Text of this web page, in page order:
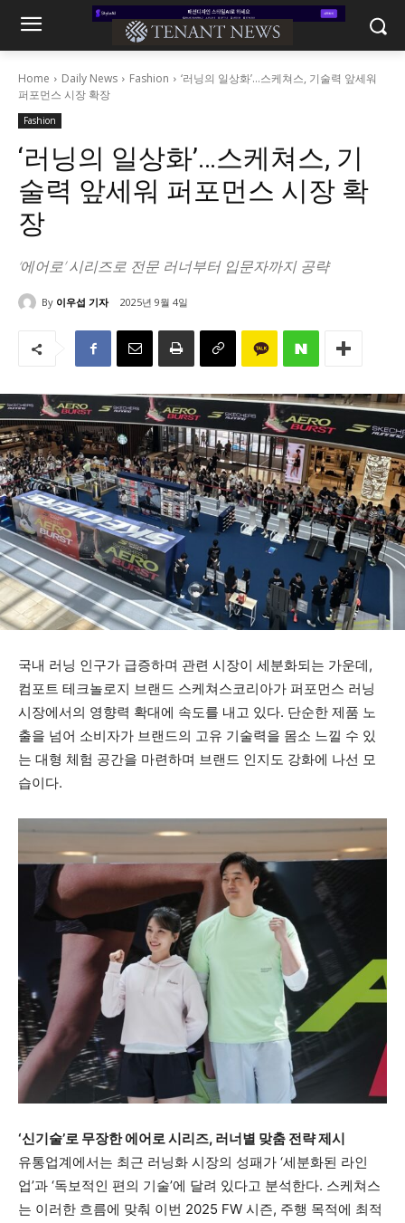
Home Daily News Fashion
‘러닝의 일상화’…스케쳐스, 기술력 앞세워
퍼포먼스 시장 확장
Fashion
‘러닝의 일상화’…스케쳐스, 기
술력 앞세워 퍼포먼스 시장 확
장
‘에어로’ 시리즈로 전문 러너부터 입문자까지 공략
By 이우섭 기자 2025년 9월 4일
국내 러닝 인구가 급증하며 관련 시장이 세분화되는 가운데,
컴포트 테크놀로지 브랜드 스케쳐스코리아가 퍼포먼스 러닝
시장에서의 영향력 확대에 속도를 내고 있다. 단순한 제품 노
출을 넘어 소비자가 브랜드의 고유 기술력을 몸소 느낄 수 있
는 대형 체험 공간을 마련하며 브랜드 인지도 강화에 나선 모
습이다.
‘신기술’로 무장한 에어로 시리즈, 러너별 맞춤 전략 제시
유통업계에서는 최근 러닝화 시장의 성패가 ‘세분화된 라인
업’과 ‘독보적인 편의 기술’에 달려 있다고 분석한다. 스케쳐스
는 이러한 흐름에 맞춰 이번 2025 FW 시즌, 주행 목적에 최적